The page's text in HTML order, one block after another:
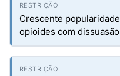
Crescente
opioides com